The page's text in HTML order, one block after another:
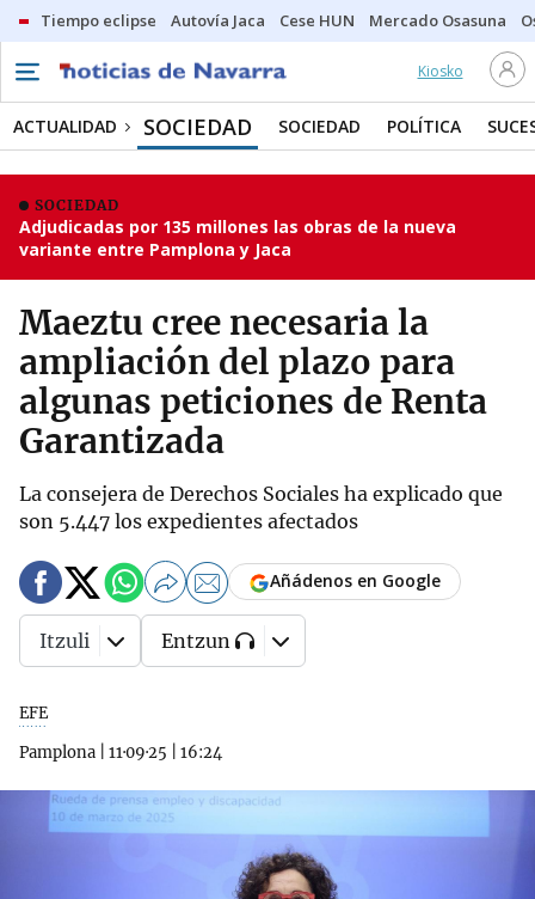
Tiempo eclipse Autovía Jaca Cese HUN Mercado Osasuna
Kiosko
ACTUALIDAD SOCIEDAD SOCIEDAD POLÍTICA
SOCIEDAD
Adjudicadas por 135 millones las obras de la nueva
variante entre Pamplona y Jaca
Maeztu cree necesaria la
ampliación del plazo para
algunas peticiones de Renta
Garantizada
La consejera de Derechos Sociales ha explicado que
son 5.447 los expedientes afectados
EFE
Pamplona
11·09·25 16:24
Añádenos en Google
Itzuli Entzun